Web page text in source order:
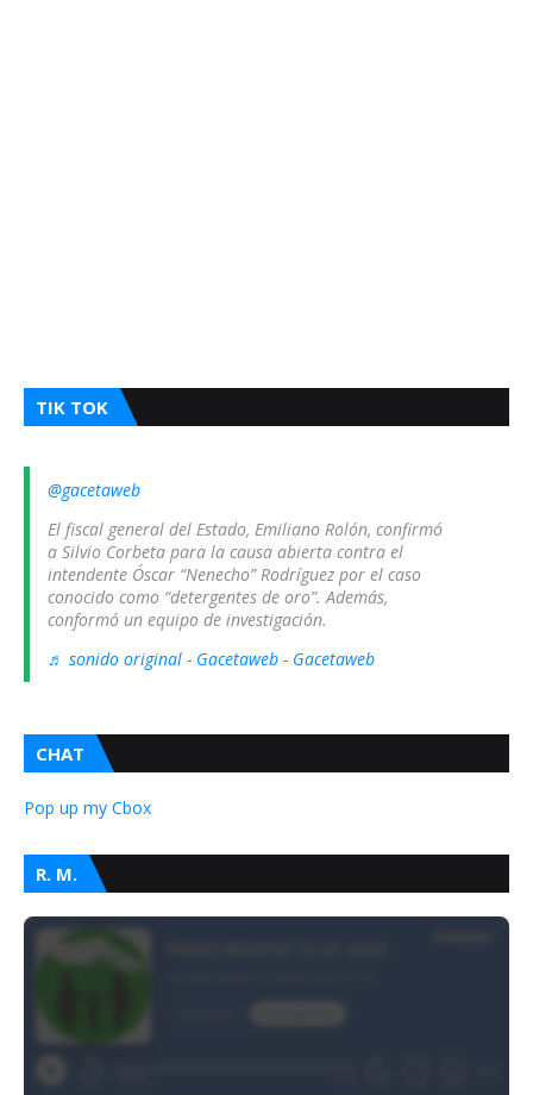
TIK TOK
@gacetaweb
El fiscal general del Estado, Emiliano Rolón, confirmó
a Silvio Corbeta para la causa abierta contra el
intendente Óscar “Nenecho” Rodríguez por el caso
conocido como “detergentes de oro”. Además,
conformó un equipo de investigación.
♬ sonido original - Gacetaweb - Gacetaweb
CHAT
Pop up my Cbox
R. M.